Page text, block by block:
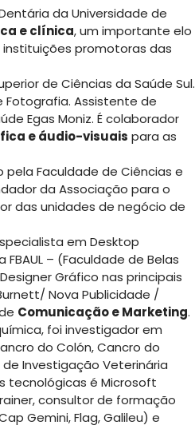
da Universidade de
e clínica, um importante elo
promotoras das
de Ciências da Saúde Sul.
Assistente de
Egas Moniz. É colaborador
e áudio-visuais para as
pela Faculdade de Ciências e
da Associação para o
das unidades de negócio de
em Desktop
– (Faculdade de Belas
Gráfico nas principais
Nova Publicidade /
Comunicação e Marketing.
foi investigador em
do Colón, Cancro do
Investigação Veterinária
tecnológicas é Microsoft
consultor de formação
Gemini, Flag, Galileu) e